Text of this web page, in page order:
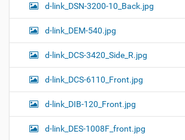
d-link_DSN-3200-10_Back.jpg
d-link_DEM-540.jpg
d-link_DCS-3420_Side_R.jpg
d-link_DCS-6110_Front.jpg
d-link_DIB-120_Front.jpg
d-link_DES-1008F_front.jpg